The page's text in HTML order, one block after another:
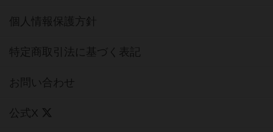
個人情報保護方針
特定商取引法に基づく表記
お問い合わせ
公式X